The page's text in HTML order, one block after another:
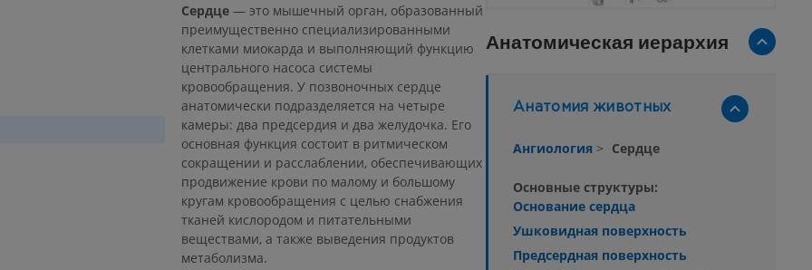
Сердце— это мышечный орган, образованный
преимущественно специализированными
клетками миокарда и выполняющий функцию
центрального насоса системы
кровообращения. У позвоночных сердце
анатомически подразделяется на четыре
камеры: два предсердия и два желудочка. Его
основная функция состоит в ритмическом
сокращении и расслаблении, обеспечивающих
продвижение крови по малому и большому
кругам кровообращения с целью снабжения
тканей кислородом и питательными
веществами, а также выведения продуктов
метаболизма.
Анатомическая иерархия
Анатомия животных
Ангиология > Сердце
Основные структуры:
Основание сердца
Ушковидная поверхность
Предсердная поверхность